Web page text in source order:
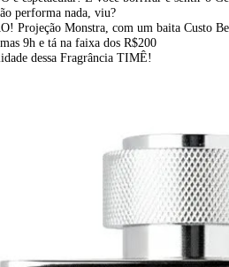
performa nada, viu?
Projeção Monstra, com um baita Custo
9h e tá na faixa dos R$200
dessa Fragrância TIMÊ!